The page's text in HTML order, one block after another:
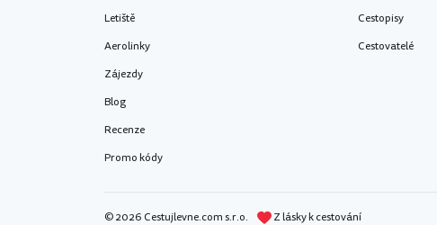
Letiště
Aerolinky
Zájezdy
Blog
Recenze
Promo kódy
Cestopisy
Cestovatelé
© 2026 Cestujlevne.com s.r.o. Z lásky k cestování